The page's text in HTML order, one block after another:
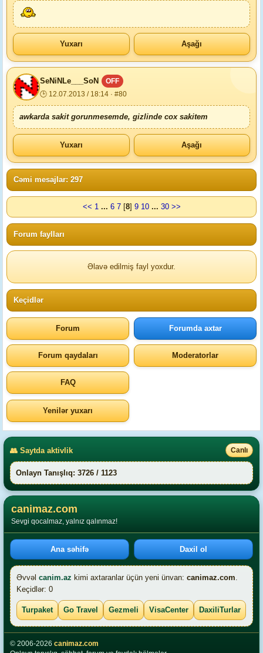
Yuxarı Aşağı
SeNiNLe___SoN
OFF
🕒 12.07.2013 / 18:14 · #80
awkarda sakit gorunmesemde, gizlinde cox sakitem
Yuxarı Aşağı
Cəmi mesajlar: 297
<< 1 ... 6 7[8] 9 10 ... 30 >>
Forum faylları
Əlavə edilmiş fayl yoxdur.
Keçidlər
Forum Forumda axtar
Forum qaydaları Moderatorlar
FAQ
Yenilər yuxarı
👥 Saytda aktivlik Canlı
Onlayn Tanışlıq: 3726 / 1123
canimaz.com
Sevgi qocalmaz, yalnız qalınmaz!
Ana səhifə Daxil ol
Əvvəl canim.az kimi axtaranlar üçün yeni ünvan: canimaz.com.
Keçidlər: 0
Turpaket Go Travel Gezmeli VisaCenter DaxiliTurlar
© 2006-2026 canimaz.com